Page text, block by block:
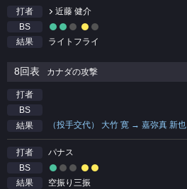
打者
近藤 健介
BS
結果
ライトフライ
8回表 カナダの攻撃
打者
BS
結果
（投手交代） 大竹 寛 → 嘉弥真 新也
打者
パナス
BS
結果
空振り三振